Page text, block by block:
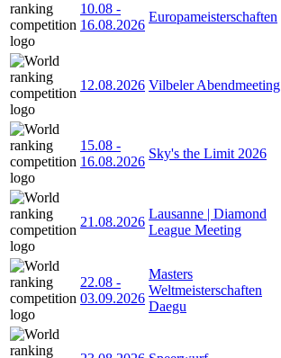
10.08 -
16.08.2026
Europameisterschaften
12.08.2026 Vilbeler Abendmeeting
15.08 -
16.08.2026
Sky's the Limit 2026
21.08.2026
Lausanne | Diamond
League Meeting
22.08 -
03.09.2026
Masters
Weltmeisterschaften
Daegu